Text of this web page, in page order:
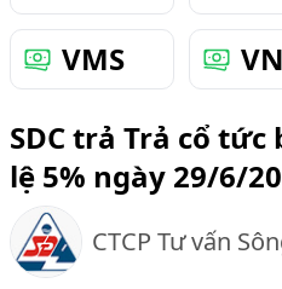
VMS
SDC trả Trả cổ
lệ 5% ngày 29/6/
CTCP Tư vấn